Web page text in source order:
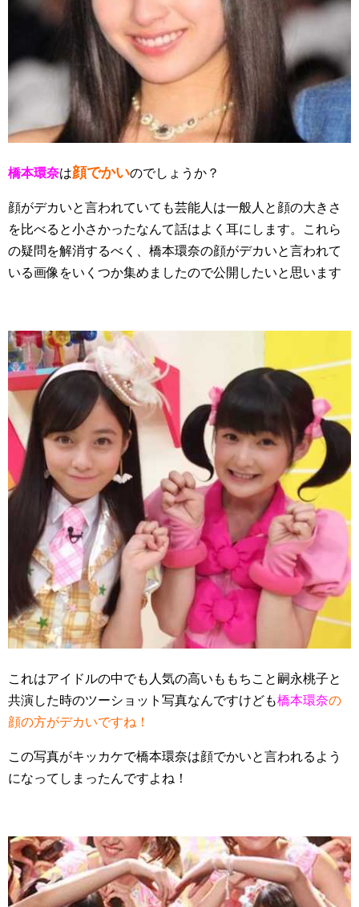
橋本環奈は顔でかいのでしょうか？
顔がデカいと言われていても芸能人は一般人と顔の大きさ
を比べると小さかったなんて話はよく耳にします。これら
の疑問を解消するべく、橋本環奈の顔がデカいと言われて
いる画像をいくつか集めましたので公開したいと思います
これはアイドルの中でも人気の高いももちこと嗣永桃子と
共演した時のツーショット写真なんですけども橋本環奈の
顔の方がデカいですね！
この写真がキッカケで橋本環奈は顔でかいと言われるよう
になってしまったんですよね！